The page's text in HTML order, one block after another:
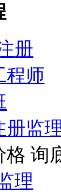
册监
格 询